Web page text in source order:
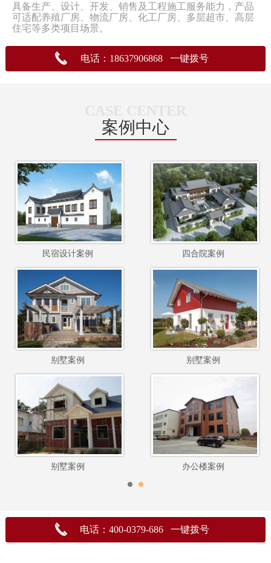
具备生产、设计、开发、销售及工程施工服务能力，产品
可适配养殖厂房、物流厂房、化工厂房、多层超市、高层
住宅等多类项目场景。
电话：18637906868 一键拨号
案例中心
民宿设计案例 四合院案例
别墅案例 别墅案例
别墅案例 办公楼案例
电话：400-0379-686 一键拨号